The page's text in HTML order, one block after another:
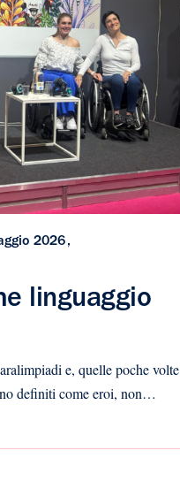
2026
linguaggio
e, quelle poche volte
definiti come eroi, non…